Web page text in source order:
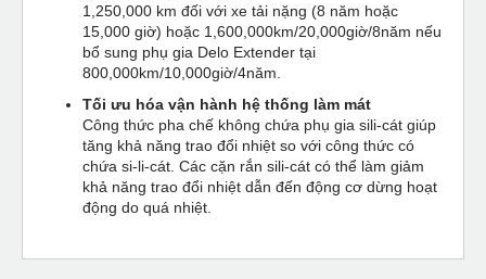
1,250,000 km đối với xe tải nặng (8 năm hoặc
15,000 giờ) hoặc 1,600,000km/20,000giờ/8năm nếu
bổ sung phụ gia Delo Extender tại
800,000km/10,000giờ/4năm.
Tối ưu hóa vận hành hệ thống làm mát
Công thức pha chế không chứa phụ gia sili-cát giúp
tăng khả năng trao đổi nhiệt so với công thức có
chứa si-li-cát. Các cặn rắn sili-cát có thể làm giảm
khả năng trao đổi nhiệt dẫn đến động cơ dừng hoạt
động do quá nhiệt.